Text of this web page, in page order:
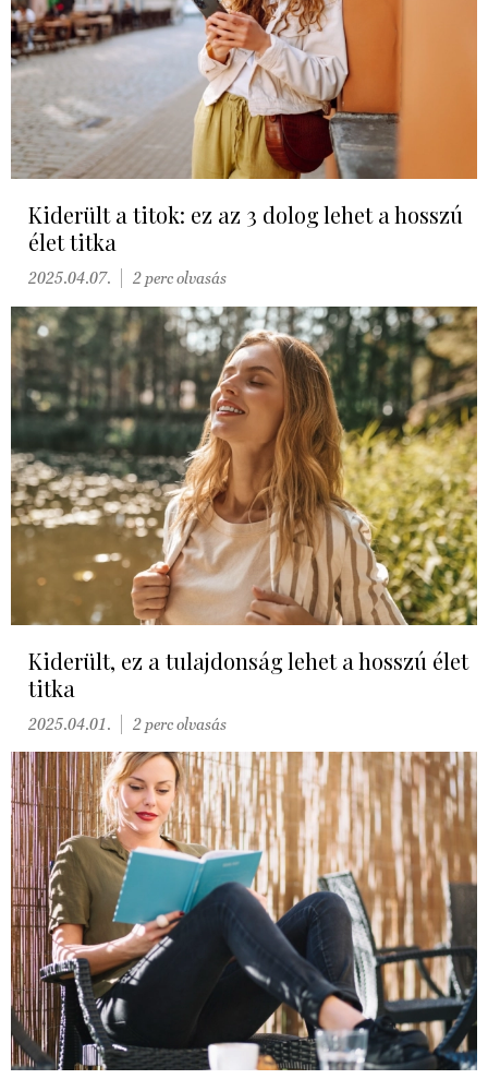
Kiderült a titok: ez az 3 dolog lehet a hosszú
élet titka
2025.04.07. 2 perc olvasás
Kiderült, ez a tulajdonság lehet a hosszú élet
titka
2025.04.01. 2 perc olvasás